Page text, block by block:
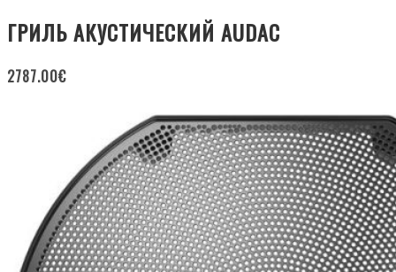
ГРИЛЬ АКУСТИЧЕСКИЙ AUDAC
2787.00€